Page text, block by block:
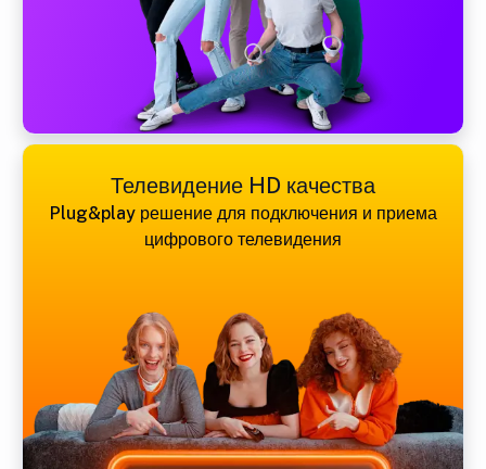
Телевидение HD качества
Plug&play решение для подключения и приема
цифрового телевидения